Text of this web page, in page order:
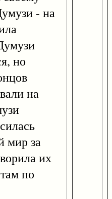
- на
но
на
мир за
их
по